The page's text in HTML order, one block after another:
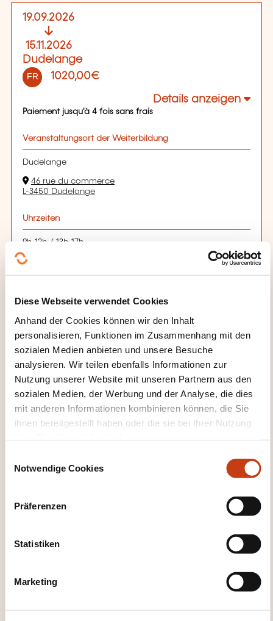
Diese Webseite verwendet Cookies
Anhand der Cookies können wir den Inhalt
personalisieren, Funktionen im Zusammenhang mit den
sozialen Medien anbieten und unsere Besuche
analysieren. Wir teilen ebenfalls Informationen zur
Nutzung unserer Website mit unseren Partnern aus den
sozialen Medien, der Werbung und der Analyse, die dies
mit anderen Informationen kombinieren können, die Sie
ihnen bereitgestellt haben oder die sie bei Ihrer Nutzung
Notwendige Cookies
Präferenzen
Statistiken
Marketing
19.09.2026
15.11.2026
Dudelange
FR 1020,00€
Details anzeigen
Paiement jusqu'à 4 fois sans frais
Veranstaltungsort der Weiterbildung
Dudelange
46 rue du commerce
L-3450 Dudelange
Uhrzeiten
9h-12h / 13h-17h
Bases PNL en session week-end: Les19 et 20 septembre
2026; Les 10 et 11 octobre 2026 et 14 novembre 2026.
Tout public
Sich anmelden
26.10.2026
31.10.2026
Dudelange
Details anzeigen
Details anzeigen